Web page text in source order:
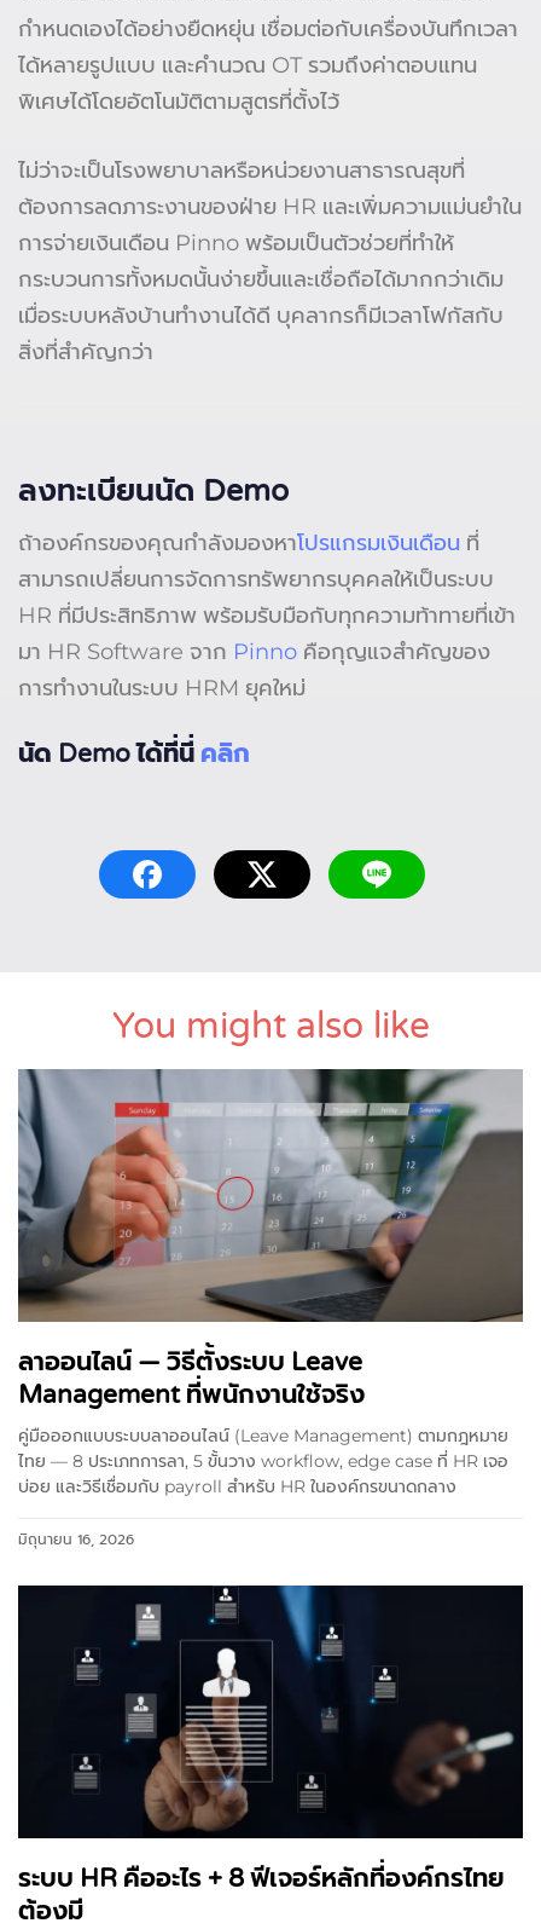
กำหนดเองได้อย่างยืดหยุ่น เชื่อมต่อกับเครื่องบันทึกเวลา
ได้หลายรูปแบบ และคำนวณ OT รวมถึงค่าตอบแทน
พิเศษได้โดยอัตโนมัติตามสูตรที่ตั้งไว้
ไม่ว่าจะเป็นโรงพยาบาลหรือหน่วยงานสาธารณสุขที่
ต้องการลดภาระงานของฝ่าย HR และเพิ่มความแม่นยำใน
การจ่ายเงินเดือน Pinno พร้อมเป็นตัวช่วยที่ทำให้
กระบวนการทั้งหมดนั้นง่ายขึ้นและเชื่อถือได้มากกว่าเดิม
เมื่อระบบหลังบ้านทำงานได้ดี บุคลากรก็มีเวลาโฟกัสกับ
สิ่งที่สำคัญกว่า
ลงทะเบียนนัด Demo
ถ้าองค์กรของคุณกำลังมองหาโปรแกรมเงินเดือน ที่
สามารถเปลี่ยนการจัดการทรัพยากรบุคคลให้เป็นระบบ
HR ที่มีประสิทธิภาพ พร้อมรับมือกับทุกความท้าทายที่เข้า
มา HR Software จาก Pinno คือกุญแจสำคัญของ
การทำงานในระบบ HRM ยุคใหม่
นัด Demo ได้ที่นี่ คลิก
You might also like
ลาออนไลน์ — วิธีตั้งระบบ Leave
Management ที่พนักงานใช้จริง
คู่มือออกแบบระบบลาออนไลน์ (Leave Management) ตามกฎหมาย
ไทย — 8 ประเภทการลา, 5 ขั้นวาง workflow, edge case ที่ HR เจอ
บ่อย และวิธีเชื่อมกับ payroll สำหรับ HR ในองค์กรขนาดกลาง
มิถุนายน 16, 2026
ระบบ HR คืออะไร + 8 ฟีเจอร์หลักที่องค์กรไทย
ต้องมี